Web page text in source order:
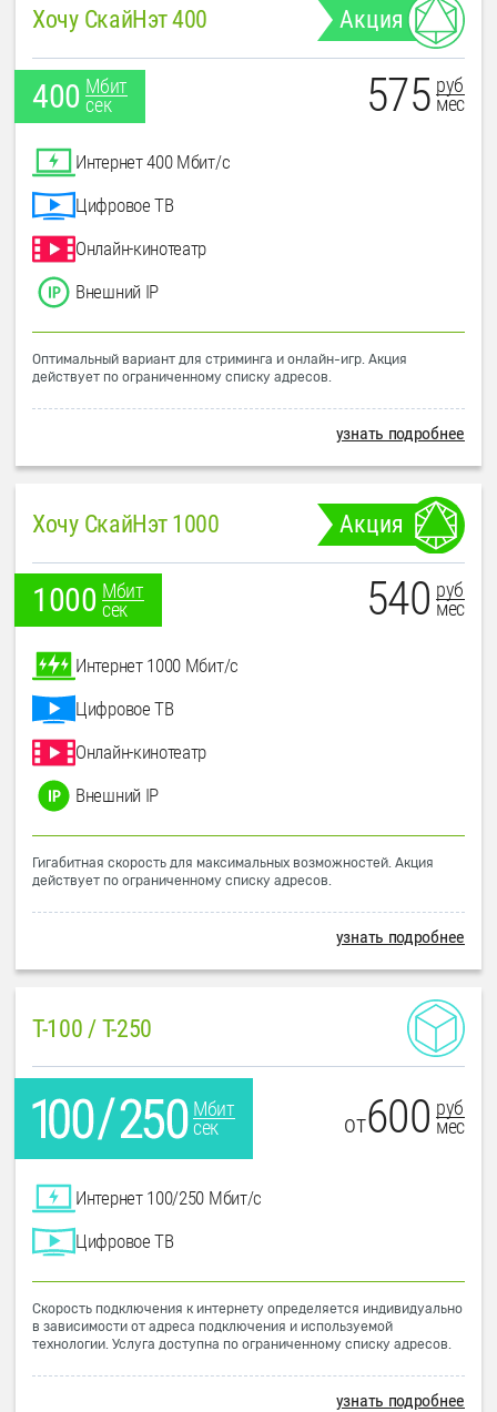
Хочу СкайНэт 400 Акция
400 Мбит
сек
575 руб
мес
Интернет 400 Мбит/с
Цифровое ТВ
Онлайн-кинотеатр
Внешний IP
Оптимальный вариант для стриминга и онлайн-игр. Акция
действует по ограниченному списку адресов.
узнать подробнее
Хочу СкайНэт 1000 Акция
1000 Мбит
сек
540 руб
мес
Интернет 1000 Мбит/с
Цифровое ТВ
Онлайн-кинотеатр
Внешний IP
Гигабитная скорость для максимальных возможностей. Акция
действует по ограниченному списку адресов.
узнать подробнее
T-100 / T-250
Мбит
сек
от600 руб
мес
Интернет 100/250 Мбит/с
Цифровое ТВ
Скорость подключения к интернету определяется индивидуально
в зависимости от адреса подключения и используемой
технологии. Услуга доступна по ограниченному списку адресов.
узнать подробнее